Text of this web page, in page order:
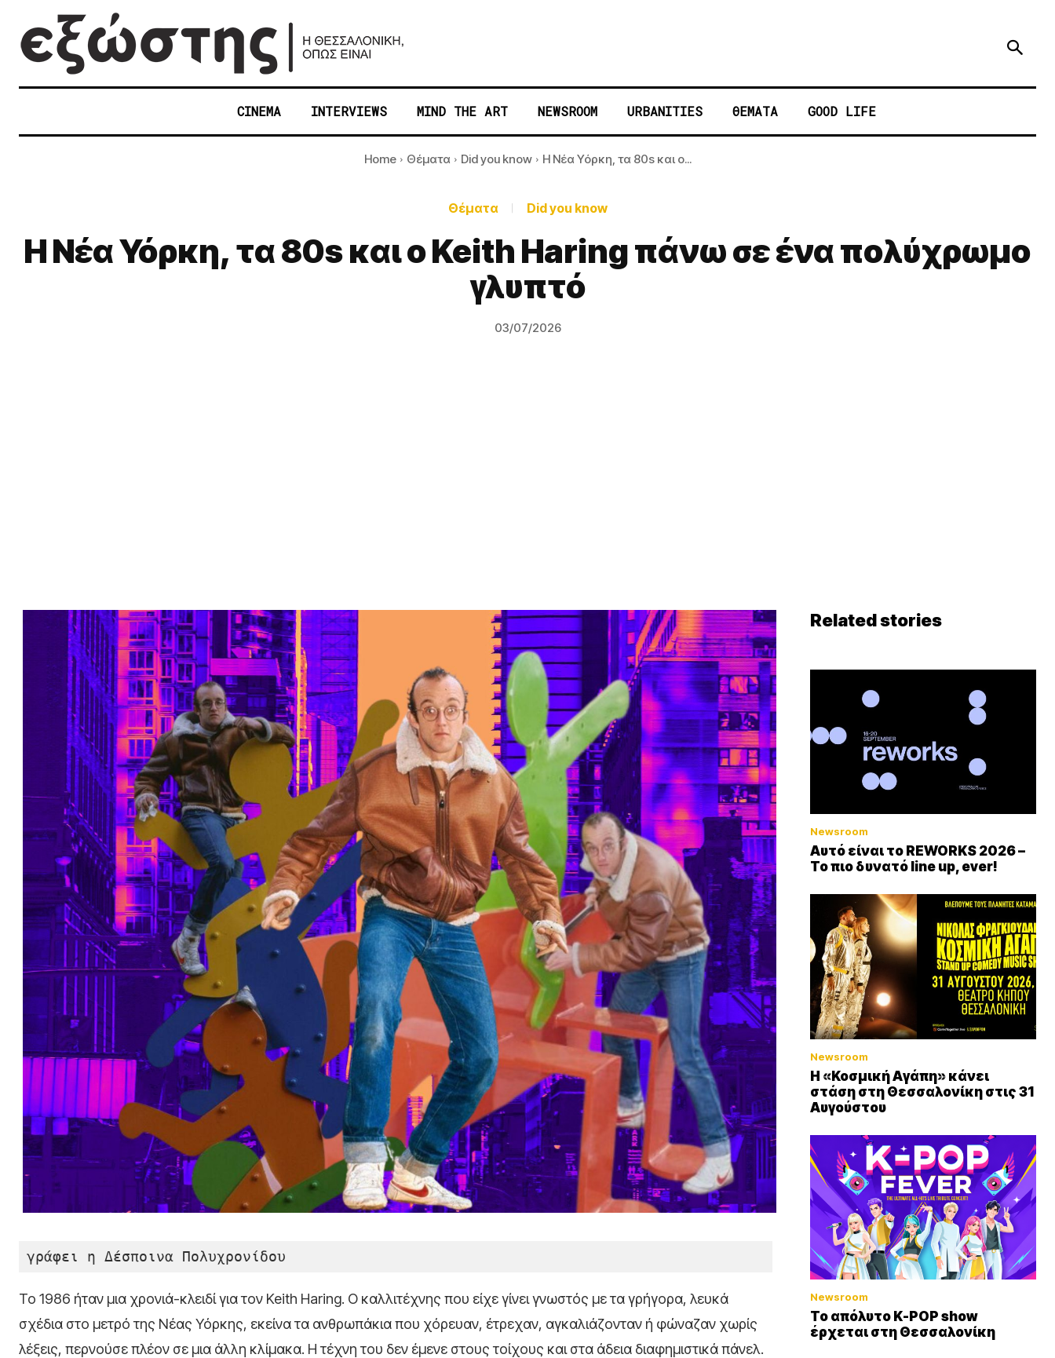
CINEMA INTERVIEWS MIND THE ART NEWSROOM URBANITIES ΘΕΜΑΤΑ GOOD LIFE
Home Θέματα Did you know Η Νέα Υόρκη, τα 80s και ο...
Θέματα Did you know
Η Νέα Υόρκη, τα 80s και ο Keith Haring πάνω σε ένα πολύχρωμο
γλυπτό
03/07/2026
γράφει η Δέσποινα Πολυχρονίδου
Το 1986 ήταν μια χρονιά-κλειδί για τον Keith Haring. Ο καλλιτέχνης που είχε γίνει γνωστός με τα γρήγορα, λευκά
σχέδια στο μετρό της Νέας Υόρκης, εκείνα τα ανθρωπάκια που χόρευαν, έτρεχαν, αγκαλιάζονταν ή φώναζαν χωρίς
λέξεις, περνούσε πλέον σε μια άλλη κλίμακα. Η τέχνη του δεν έμενε στους τοίχους και στα άδεια διαφημιστικά πάνελ.
Related stories
Newsroom
Αυτό είναι το REWORKS 2026 –
Το πιο δυνατό line up, ever!
Newsroom
Η «Κοσμική Αγάπη» κάνει
στάση στη Θεσσαλονίκη στις 31
Αυγούστου
Newsroom
Το απόλυτο K-POP show
έρχεται στη Θεσσαλονίκη